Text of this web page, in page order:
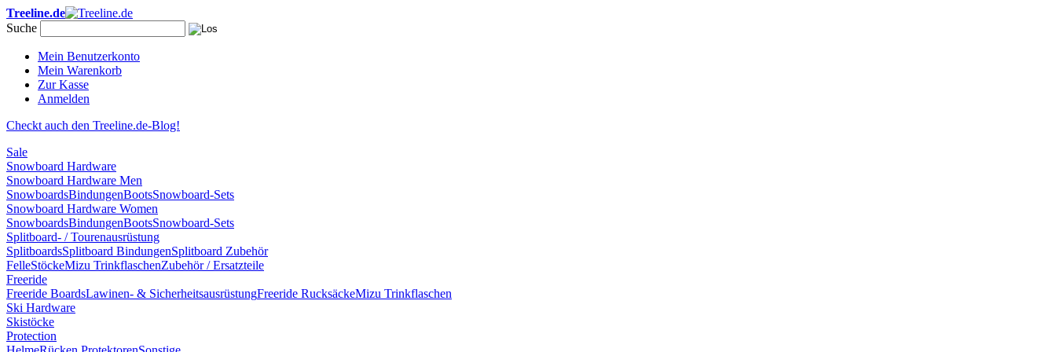
Treeline.de
Suche
Mein Benutzerkonto
Mein Warenkorb
Zur Kasse
Anmelden
Checkt auch den Treeline.de-Blog!
Sale
Snowboard Hardware
Snowboard Hardware Men
SnowboardsBindungenBootsSnowboard-Sets
Snowboard Hardware Women
SnowboardsBindungenBootsSnowboard-Sets
Splitboard- / Tourenausrüstung
SplitboardsSplitboard BindungenSplitboard Zubehör
FelleStöckeMizu TrinkflaschenZubehör / Ersatzteile
Freeride
Freeride BoardsLawinen- & SicherheitsausrüstungFreeride RucksäckeMizu Trinkflaschen
Ski Hardware
Skistöcke
Protection